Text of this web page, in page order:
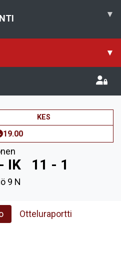
▾
▾
KES
19.00
IK 11 - 1
9 N
Otteluraportti